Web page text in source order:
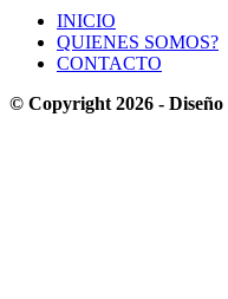
INICIO
QUIENES SOMOS?
CONTACTO
© Copyright 2026 -